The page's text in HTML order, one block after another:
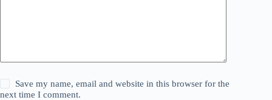
Save my name, email and website in this browser for the
next time I comment.